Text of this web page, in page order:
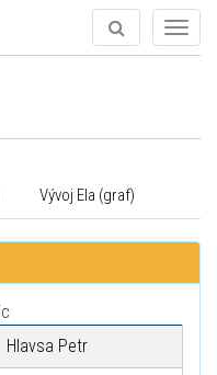
Vývoj Ela (graf)
Hlavsa Petr